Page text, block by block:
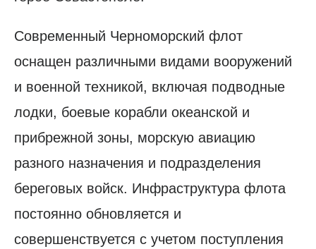
Современный Черноморский флот
оснащен различными видами вооружений
и военной техникой, включая подводные
лодки, боевые корабли океанской и
прибрежной зоны, морскую авиацию
разного назначения и подразделения
береговых войск. Инфраструктура флота
постоянно обновляется и
совершенствуется с учетом поступления